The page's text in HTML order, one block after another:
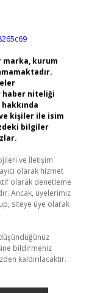
kurum
haber niteliği
kişiler ile isim
bilgiler
ve İletişim
olarak hizmet
olarak denetleme
Ancak, üyelerimiz
siteye üye olarak
bildirmeniz
kaldırılacaktır.